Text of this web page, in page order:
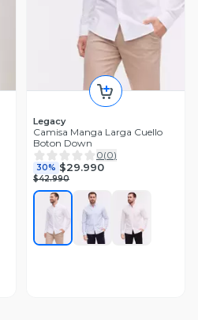
Legacy
Camisa Manga Larga Cuello
Boton Down
0(0)
30% $29.990
$42.990